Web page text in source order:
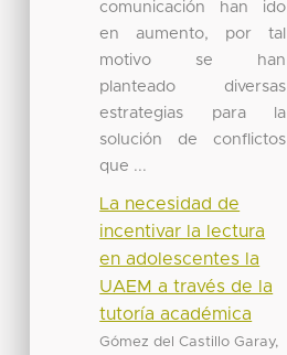
comunicación han ido
en aumento, por tal
motivo se han
planteado diversas
estrategias para la
solución de conflictos
que ...
La necesidad de
incentivar la lectura
en adolescentes la
UAEM a través de la
tutoría académica
Gómez del Castillo Garay,